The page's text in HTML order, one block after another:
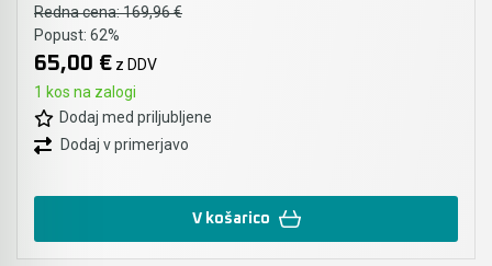
Redna cena:169,96 €
Popust: 62%
65,00 € z DDV
1 kos na zalogi
Dodaj med priljubljene
Dodaj v primerjavo
V košarico